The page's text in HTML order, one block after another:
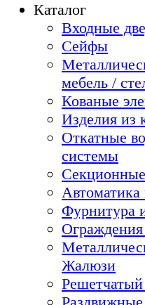
Каталог
Входные
Сейфы
мебель /
Кованые
Изделия из
Откатные
системы
Автоматика
Фурнитура
Жалюзи